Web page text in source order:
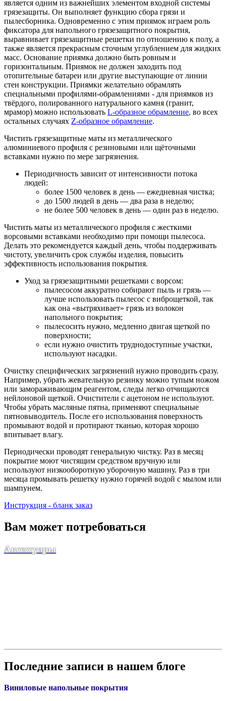
является одним из важнейших элементом входной системы
грязезащиты. Он выполняет функцию сбора грязи и
пылесборника. Одновременно с этим приямок играем роль
фиксатора для напольного грязезащитного покрытия,
выравнивает грязезащитные решетки по отношению к полу, а
также является прекрасным сточным углублением для жидких
масс. Основание приямка должно быть ровным и
горизонтальным. Приямок не должен заходить под
отопительные батареи или другие выступающие от линии
стен конструкции. Приямки желательно обрамлять
специальными профилями-обрамлениями - для приямков из
твёрдого, полированного натурального камня (гранит,
мрамор) можно использовать L-образное обрамление, во всех
остальных случаях Z-образное обрамление.
Чистить грязезащитные маты из металлического
алюминиевого профиля с резиновыми или щёточными
вставками нужно по мере загрязнения.
Периодичность зависит от интенсивности потока
людей:
более 1500 человек в день — ежедневная чистка;
до 1500 людей в день — два раза в неделю;
не более 500 человек в день — один раз в неделю.
Чистить маты из металлического профиля с жесткими
ворсовыми вставками необходимо при помощи пылесоса.
Делать это рекомендуется каждый день, чтобы поддерживать
чистоту, увеличить срок службы изделия, повысить
эффективность использования покрытия.
Уход за грязезащитными решетками с ворсом:
пылесосом аккуратно собирают пыль и грязь —
лучше использовать пылесос с виброщеткой, так
как она «вытряхивает» грязь из волокон
напольного покрытия;
пылесосить нужно, медленно двигая щеткой по
поверхности;
если нужно очистить труднодоступные участки,
используют насадки.
Очистку специфических загрязнений нужно проводить сразу.
Например, убрать жевательную резинку можно тупым ножом
или замораживающим реагентом, следы легко отчищаются
нейлоновой щеткой. Очистители с ацетоном не используют.
Чтобы убрать масляные пятна, применяют специальные
пятновыводитель. После его использования поверхность
промывают водой и протирают тканью, которая хорошо
впитывает влагу.
Периодически проводят генеральную чистку. Раз в месяц
покрытие моют чистящим средством вручную или
используют низкооборотную уборочную машину. Раз в три
месяца промывать решетку нужно горячей водой с мылом или
шампунем.
Инструкция - бланк заказ
Вам может потребоваться
Аксессуары
Последние записи в нашем блоге
Виниловые напольные покрытия